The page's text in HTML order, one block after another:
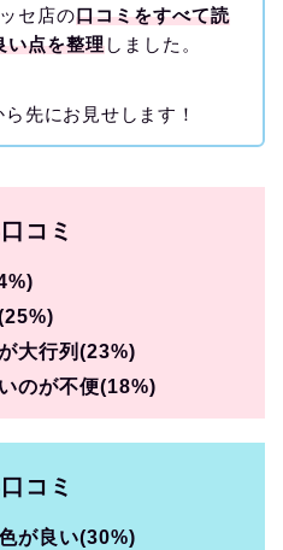
セ店の口コミをすべて読
い点を整理しました。
先にお見せします！
コミ
大行列(23%)
のが不便(18%)
コミ
が良い(30%)